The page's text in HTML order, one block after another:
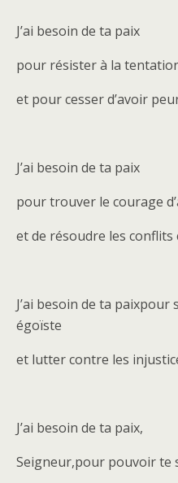
J’ai besoin de ta paix
pour résister à la
et pour cesser d’avoir
J’ai besoin de ta paix
pour trouver le courage
et de résoudre les
J’ai besoin de ta
égoïste
et lutter contre les
J’ai besoin de ta paix,
Seigneur,pour pouvoir te